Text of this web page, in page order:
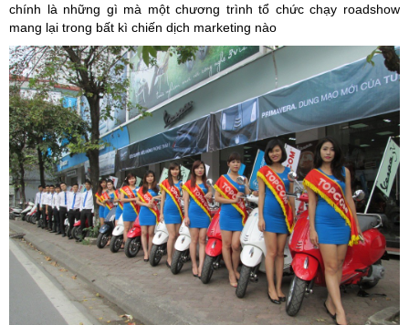
chính là những gì mà một chương trình tổ chức chạy roadshow
mang lại trong bất kì chiến dịch marketing nào